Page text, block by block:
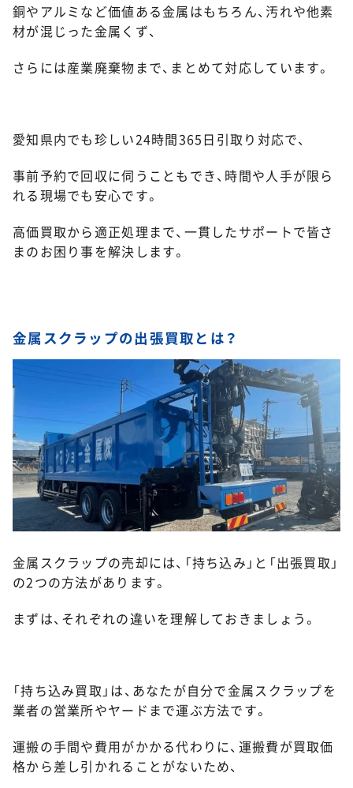
銅やアルミなど価値ある金属はもちろん、汚れや他素
材が混じった金属くず、
さらには産業廃棄物まで、まとめて対応しています。
愛知県内でも珍しい24時間365日引取り対応で、
事前予約で回収に伺うこともでき、時間や人手が限ら
れる現場でも安心です。
高価買取から適正処理まで、一貫したサポートで皆さ
まのお困り事を解決します。
金属スクラップの出張買取とは？
金属スクラップの売却には、「持ち込み」と「出張買取」
の2つの方法があります。
まずは、それぞれの違いを理解しておきましょう。
「持ち込み買取」は、あなたが自分で金属スクラップを
業者の営業所やヤードまで運ぶ方法です。
運搬の手間や費用がかかる代わりに、運搬費が買取価
格から差し引かれることがないため、